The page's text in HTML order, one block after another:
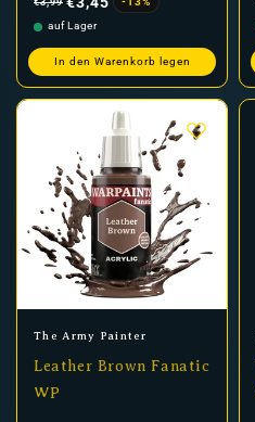
€3,99
auf Lager
In den Warenkorb legen
Anbieter:
The Army Painter
Leather Brown Fanatic
WP